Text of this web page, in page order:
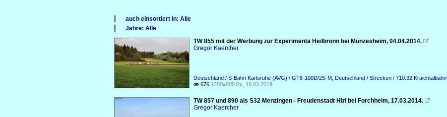
auch einsortiert in: Alle
Deutschland
Jahre: Alle
Alle Jahre
2010
TW 855 mit der Werbung zur Experimenta Heilbronn bei Münzesheim, 04.04.2014. 
Gregor Kaercher
Deutschland / S-Bahn Karlsruhe (AVG) / GT8-100D/2S-M Deutschland / Strecken / 710.32 Kraichtalbahn
 676 1200x800 Px, 19.03.2019
TW 857 und 890 als S32 Menzingen - Freudenstadt Hbf bei Forchheim, 17.03.2014. 
Gregor Kaercher